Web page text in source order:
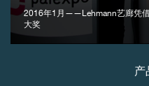
2016年1月——Lehmann艺廊凭
大奖
产